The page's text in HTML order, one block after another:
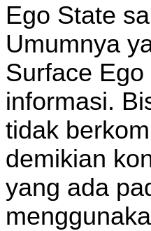
Ego State
Umumnya
Surface
informasi.
tidak
demikian
yang ada